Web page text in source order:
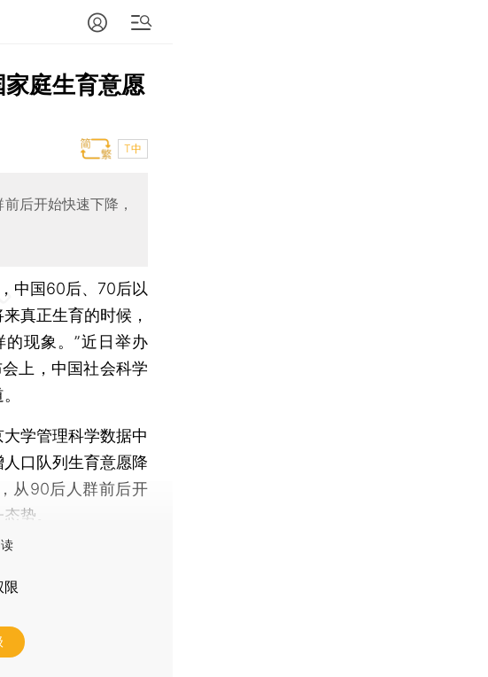
庭生育意愿
T中
后开始快速下降，
中国60后、70后以
真正生育的时候，
现象。”近日举办
上，中国社会科学
学管理科学数据中
口队列生育意愿降
从90后人群前后开
势。
限